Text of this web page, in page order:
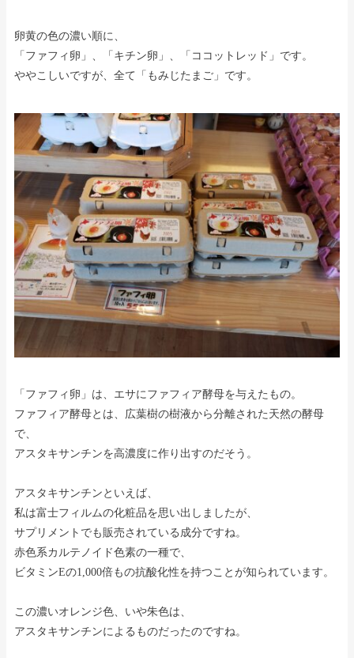
卵黄の色の濃い順に、
「ファフィ卵」、「キチン卵」、「ココットレッド」です。
ややこしいですが、全て「もみじたまご」です。
「ファフィ卵」は、エサにファフィア酵母を与えたもの。
ファフィア酵母とは、広葉樹の樹液から分離された天然の酵母
で、
アスタキサンチンを高濃度に作り出すのだそう。
アスタキサンチンといえば、
私は富士フィルムの化粧品を思い出しましたが、
サプリメントでも販売されている成分ですね。
赤色系カルテノイド色素の一種で、
ビタミンEの1,000倍もの抗酸化性を持つことが知られています。
この濃いオレンジ色、いや朱色は、
アスタキサンチンによるものだったのですね。